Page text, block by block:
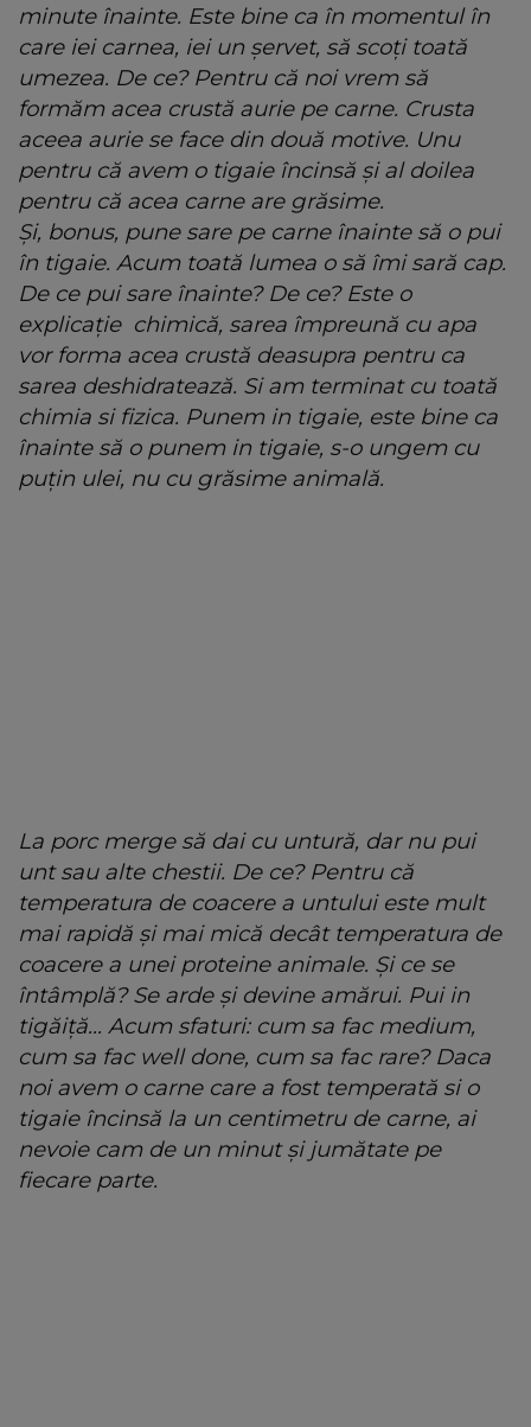
minute înainte. Este bine ca în momentul în
care iei carnea, iei un șervet, să scoți toată
umezea. De ce? Pentru că noi vrem să
formăm acea crustă aurie pe carne. Crusta
aceea aurie se face din două motive. Unu
pentru că avem o tigaie încinsă și al doilea
pentru că acea carne are grăsime.
Și, bonus, pune sare pe carne înainte să o pui
în tigaie. Acum toată lumea o să îmi sară cap.
De ce pui sare înainte? De ce? Este o
explicație chimică, sarea împreună cu apa
vor forma acea crustă deasupra pentru ca
sarea deshidratează. Si am terminat cu toată
chimia si fizica. Punem in tigaie, este bine ca
înainte să o punem in tigaie, s-o ungem cu
puțin ulei, nu cu grăsime animală.
La porc merge să dai cu untură, dar nu pui
unt sau alte chestii. De ce? Pentru că
temperatura de coacere a untului este mult
mai rapidă și mai mică decât temperatura de
coacere a unei proteine animale. Și ce se
întâmplă? Se arde și devine amărui. Pui in
tigăiță… Acum sfaturi: cum sa fac medium,
cum sa fac well done, cum sa fac rare? Daca
noi avem o carne care a fost temperată si o
tigaie încinsă la un centimetru de carne, ai
nevoie cam de un minut și jumătate pe
fiecare parte.